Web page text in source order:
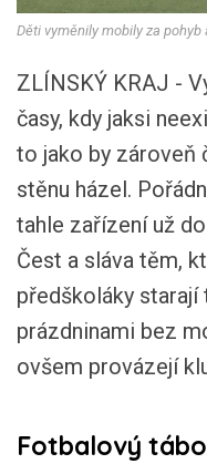
Děti vyměnily mobily za
ZLÍNSKÝ KRAJ -
časy, kdy jaksi
to jako by zároveň
stěnu házel.
tahle zařízení už
Čest a sláva těm,
předškoláky
prázdninami bez
ovšem provázejí
Fotbalový